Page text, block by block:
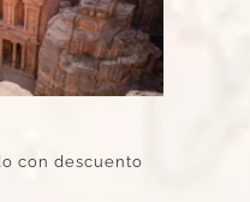
con descuento